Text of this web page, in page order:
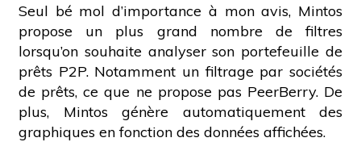
Seul bé mol d’importance à mon avis, Mintos
propose un plus grand nombre de filtres
lorsqu’on souhaite analyser son portefeuille de
prêts P2P. Notamment un filtrage par sociétés
de prêts, ce que ne propose pas PeerBerry. De
plus, Mintos génère automatiquement des
graphiques en fonction des données affichées.